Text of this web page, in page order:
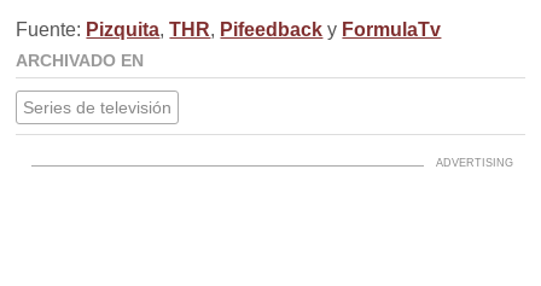
Fuente: Pizquita,THR, Pifeedback y FormulaTv
ARCHIVADO EN
Series de televisión